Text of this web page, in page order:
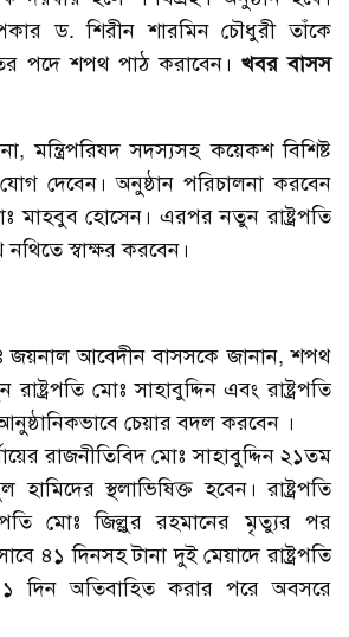
ড. শিরীন শারমিন চৌধুরী তাঁকে
পদে শপথ পাঠ করাবেন।খবর বাসস
মন্ত্রিপরিষদ সদস্যসহ কয়েকশ বিশিষ্ট
দেবেন। অনুষ্ঠান পরিচালনা করবেন
মাহবুব হোসেন। এরপর নতুন রাষ্ট্রপতি
স্বাক্ষর করবেন।
জয়নাল আবেদীন বাসসকে জানান, শপথ
মোঃ সাহাবুদ্দিন এবং রাষ্ট্রপতি
চেয়ার বদল করবেন ।
রাজনীতিবিদ মোঃ সাহাবুদ্দিন ২১তম
স্থলাভিষিক্ত হবেন। রাষ্ট্রপতি
মোঃ জিল্লুর রহমানের মৃত্যুর পর
৪১ দিনসহ টানা দুই মেয়াদে রাষ্ট্রপতি
দিন অতিবাহিত করার পরে অবসরে